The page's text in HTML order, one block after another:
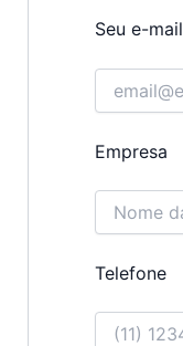
Seu e-mail
Empresa
Telefone